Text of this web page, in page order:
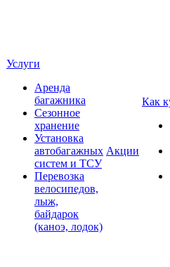
Услуги
Аренда
багажника
Сезонное
хранение
Установка
автобагажных
систем и ТСУ
Перевозка
велосипедов,
лыж,
байдарок
(каноэ, лодок)
Акции
Как